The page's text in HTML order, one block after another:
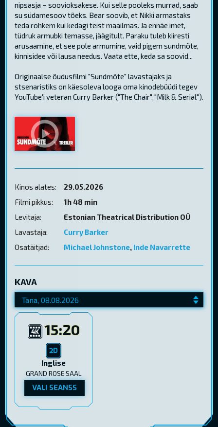
nipsasja – soovioksakese. Kui selle pooleks murrad, saab
su südamesoov tõeks. Bear soovib, et Nikki armastaks
teda rohkem kui kedagi teist maailmas. Ja ennäe imet,
tüdruk armubki temasse, jäägitult. Paraku tuleb kiiresti
arusaamine, et see pole armumine, vaid pigem sundmõte,
kinnisidee või lausa needus. Vaata ette, keda sa soovid...
Originaalse õudusfilmi "Sundmõte" lavastajaks ja
stsenaristiks on käesoleva looga oma kinodebüüdi tegev
YouTube'i veteran Curry Barker ("The Chair", "Milk & Serial").
Kinos alates:
29.05.2026
Filmi pikkus:
1h 48 min
Levitaja:
Estonian Theatrical Distribution OÜ
Lavastaja:
Curry Barker
Osatäitjad:
Michael Johnstone, Inde Navarrette
KAVA
15:20
Inglise
GRAND ROSE SAAL
VALI SEANSS